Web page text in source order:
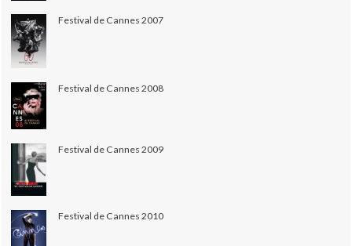
Festival de Cannes 2007
Festival de Cannes 2008
Festival de Cannes 2009
Festival de Cannes 2010